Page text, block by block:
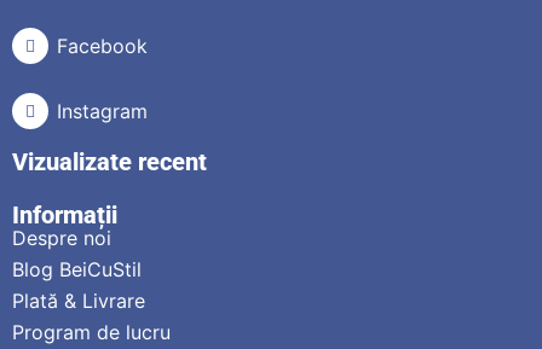
Facebook
Instagram
Vizualizate recent
Informații
Despre noi
Blog BeiCuStil
Plată & Livrare
Program de lucru